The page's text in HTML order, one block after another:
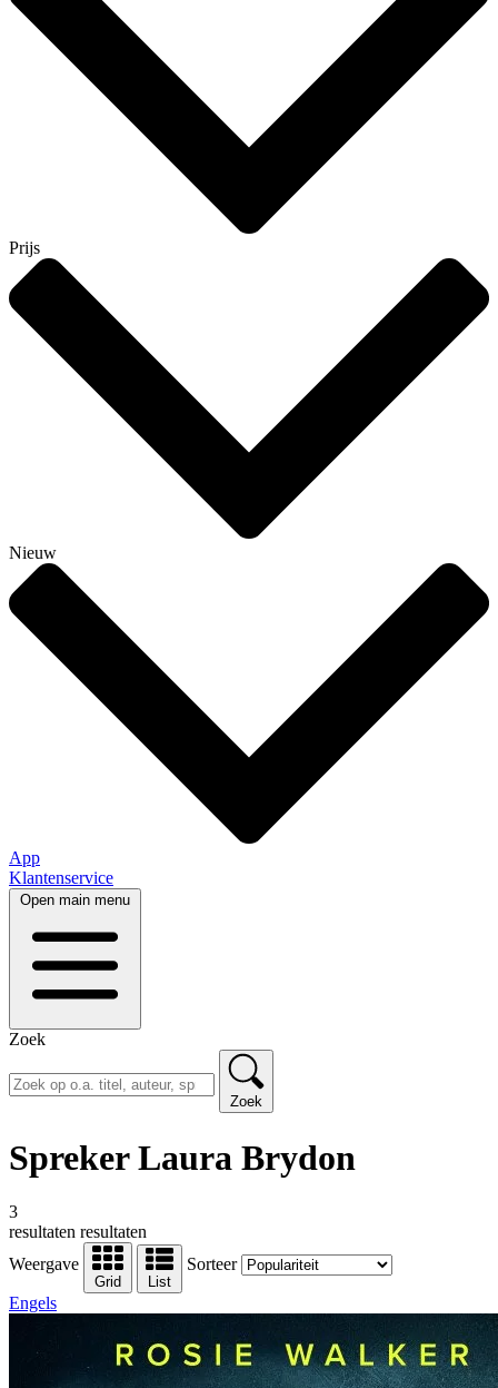
Prijs
Nieuw
App
Klantenservice
Open main menu
Zoek
Zoek
Spreker Laura Brydon
3
resultaten resultaten
Weergave
Grid List
Sorteer
Engels